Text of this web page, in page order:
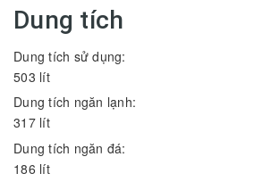
Dung tích
Dung tích sử dụng:
503 lít
Dung tích ngăn lạnh:
317 lít
Dung tích ngăn đá:
186 lít